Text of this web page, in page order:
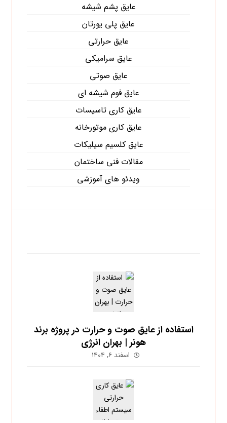
عایق پشم شیشه
عایق پلی یورتان
عایق حرارتی
عایق سرامیکی
عایق صوتی
عایق فوم شیشه ای
عایق کاری تاسیسات
عایق کاری موتورخانه
عایق کلسیم سیلیکات
مقالات فنی ساختمان
ویدئو های آموزشی
استفاده از عایق صوت و حرارت در پروژه برند
هونر | بهران انرژی
اسفند ۶, ۱۴۰۴